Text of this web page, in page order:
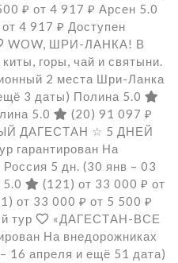
₽ от 4 917 ₽ Арсен 5.0
от 4 917 ₽ Доступен
WOW, ШРИ-ЛАНКА! В
горы, чай и святыни.
2 места Шри-Ланка
3 даты) Полина 5.0
5.0 (20) 91 097 ₽
ДАГЕСТАН ☆ 5 ДНЕЙ
гарантирован На
Россия 5 дн. (30 янв – 03
(121) от 33 000 ₽ от
от 33 000 ₽ от 5 500 ₽
тур
«ДАГЕСТАН-ВСЕ
На внедорожниках
16 апреля и ещё 51 дата)